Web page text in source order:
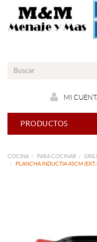
MI
PRODUCTOS
COCINA PARA COCINAR
PLANCHA INDUCTIA 45CM